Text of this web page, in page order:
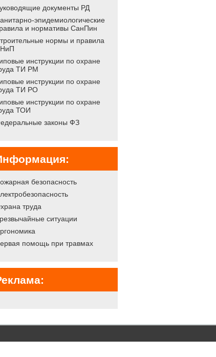
документы РД
эпидемиологические
и нормативы СанПин
нормы и правила
инструкции по охране
ТИ РМ
инструкции по охране
ТИ РО
инструкции по охране
ТОИ
законы ФЗ
безопасность
труда
ситуации
помощь при травмах